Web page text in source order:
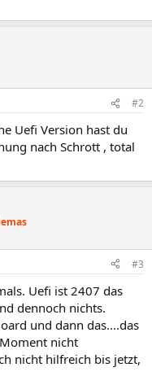
#2
Uefi Version hast du
nach Schrott , total
#3
Uefi ist 2407 das
dennoch nichts.
und dann das....das
nicht
nicht hilfreich bis jetzt,